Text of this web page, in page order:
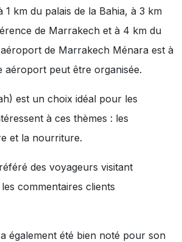
1 km du palais de la Bahia, à 3 km
de Marrakech et à 4 km du
de Marrakech Ménara est à
aéroport peut être organisée.
est un choix idéal pour les
à ces thèmes : les
et la nourriture.
des voyageurs visitant
commentaires clients
également été bien noté pour son